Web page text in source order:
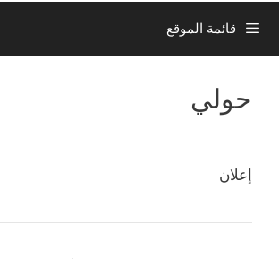
قائمة الموقع
حولي
إعلان